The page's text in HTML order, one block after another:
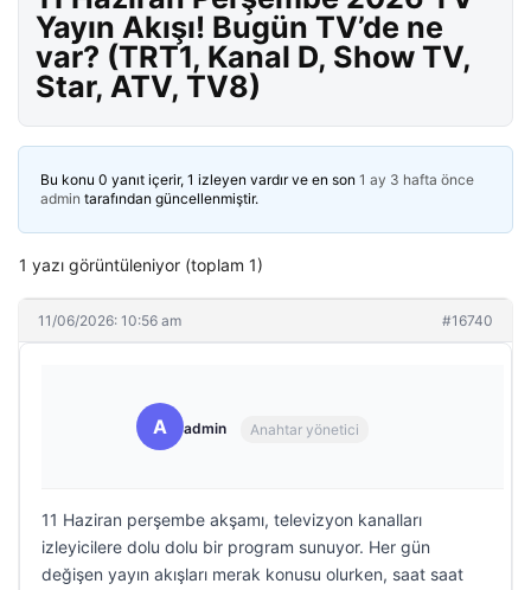
Yayın Akışı! Bugün TV’de ne
var? (TRT1, Kanal D, Show TV,
Star, ATV, TV8)
Bu konu 0 yanıt içerir, 1 izleyen vardır ve en son 1 ay 3 hafta önce
admin tarafından güncellenmiştir.
1 yazı görüntüleniyor (toplam 1)
11/06/2026: 10:56 am #16740
A admin Anahtar yönetici
11 Haziran perşembe akşamı, televizyon kanalları
izleyicilere dolu dolu bir program sunuyor. Her gün
değişen yayın akışları merak konusu olurken, saat saat